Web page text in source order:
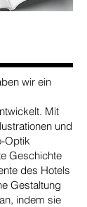
wir ein
Mit
und
Optik
Geschichte
des Hotels
Gestaltung
indem sie